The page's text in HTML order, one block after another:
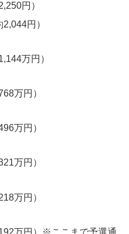
円）
円）
万円）
万円）
万円）
万円）
万円）
万円）※ここまで予選通